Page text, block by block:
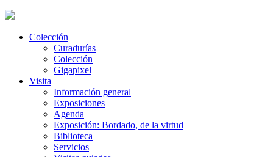
Colección
Curadurías
Colección
Gigapixel
Visita
Información general
Exposiciones
Agenda
Exposición: Bordado, de la virtud
Biblioteca
Servicios